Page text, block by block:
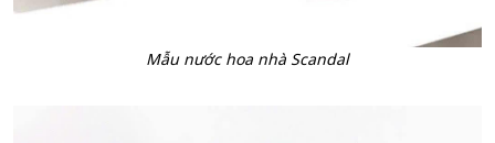
Mẫu nước hoa nhà Scandal